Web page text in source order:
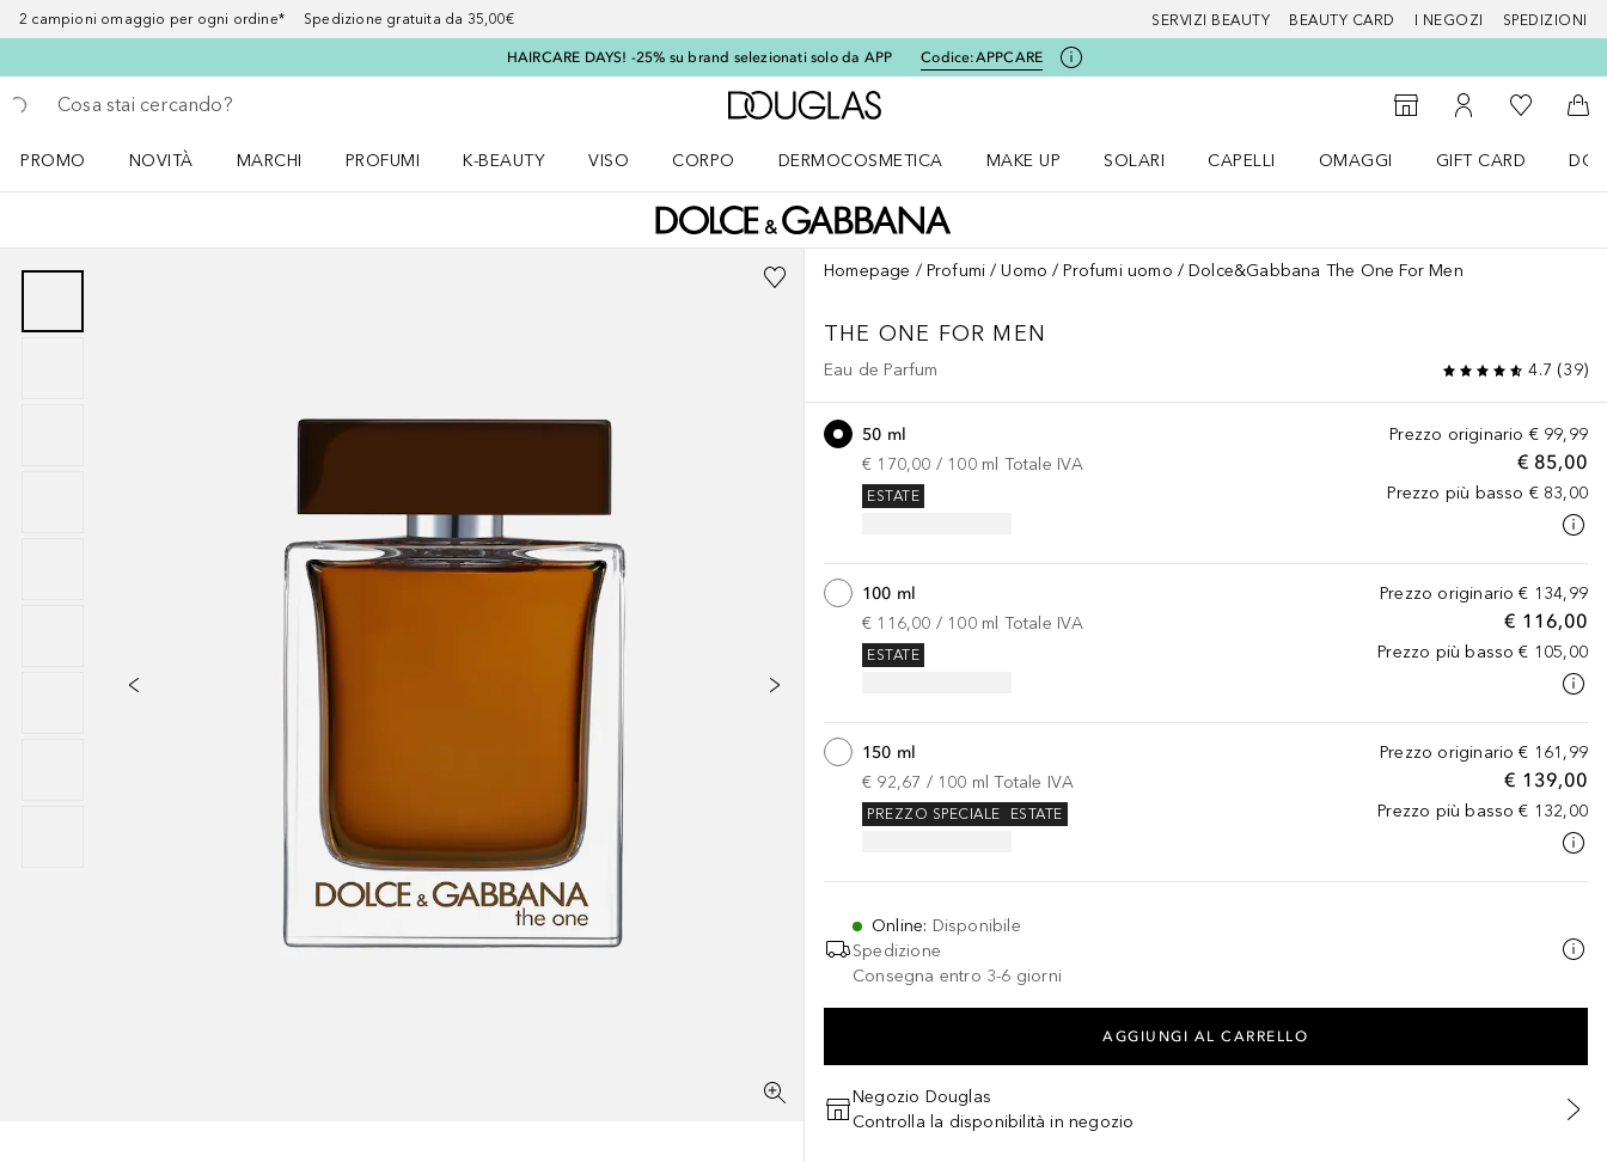
2 campioni omaggio per ogni ordine* Spedizione gratuita da 35,00€ SERVIZI BEAUTY BEAUTY CARD I NEGOZI SPEDIZIONI
HAIRCARE DAYS! -25% su brand selezionati solo da APP Codice:APPCARE
Torna indietro
Esegui ricerca
A Douglas Home
StorefinderAl Mio Account
Alla Mia
Al
PROMO
NOVITÀ
MARCHI
PROFUMI
K-BEAUTY
VISO
CORPO
DERMOCOSMETICA
MAKE UP
SOLARI
CAPELLI
OMAGGI
GIFT CARD
Homepage Profumi Uomo Profumi uomo Dolce&Gabbana The One For Men
THE ONE FOR MEN
Eau de Parfum 4.7 (39)
Prezzo originario € 99,99
€ 85,00
Prezzo più basso € 83,00
50 ml
€ 170,00 / 100 ml Totale IVA
ESTATE
Prezzo originario € 134,99
€ 116,00
Prezzo più basso € 105,00
100 ml
€ 116,00 / 100 ml Totale IVA
ESTATE
Prezzo originario € 161,99
€ 139,00
Prezzo più basso € 132,00
150 ml
€ 92,67 / 100 ml Totale IVA
ESTATE
PREZZO SPECIALE
Online: Disponibile
Spedizione
Consegna entro 3-6 giorni
AGGIUNGI AL CARRELLO
Negozio Douglas
Controlla la disponibilità in negozio